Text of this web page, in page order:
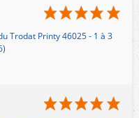
Trodat Printy 46025 - 1 à 3